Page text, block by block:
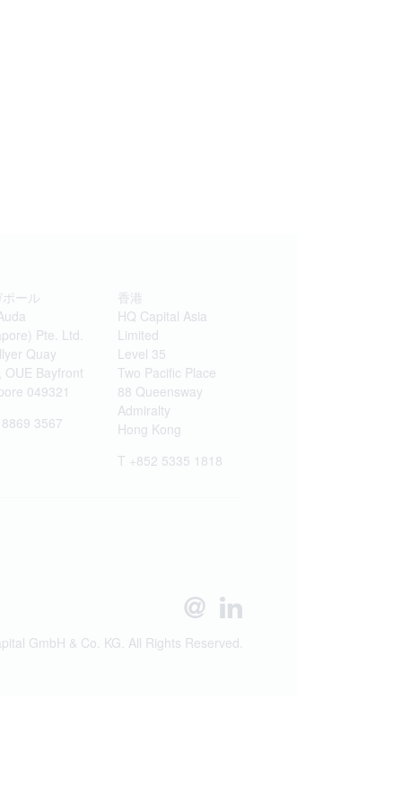
ール
Pte. Ltd.
Quay
OUE Bayfront
049321
3567
香港
HQ Capital Asia
Limited
Level 35
Two Pacific Place
88 Queensway
Admiralty
Hong Kong
T +852 5335 1818
GmbH & Co. KG. All Rights Reserved.